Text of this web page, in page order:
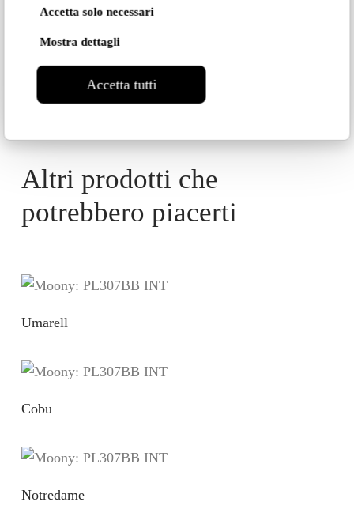
Accetta solo necessari
Mostra dettagli
Accetta tutti
Altri prodotti che
potrebbero piacerti
Umarell
Cobu
Notredame